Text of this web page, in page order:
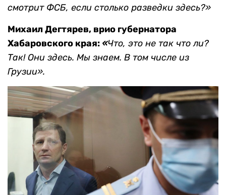
смотрит ФСБ, если столько разведки здесь?»
Михаил Дегтярев, врио губернатора
Хабаровского края: «Что, это не так что ли?
Так! Они здесь. Мы знаем. В том числе из
Грузии».